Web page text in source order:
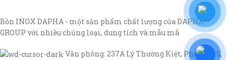
Bồn INOX DAPHA - một sản phẩm chất lượng của DAPHA
GROUP với nhiều chủng loại, dung tích và mẫu mã
Văn phòng: 237A Lý Thường Kiệt, Phường 15,